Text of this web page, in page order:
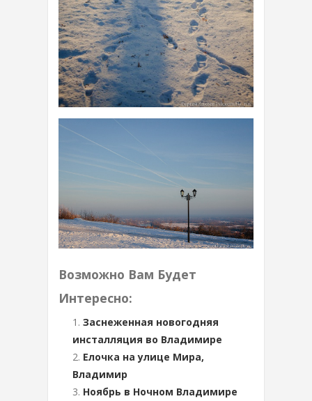
Возможно Вам Будет
Интересно:
Заснеженная новогодняя
инсталляция во Владимире
Елочка на улице Мира,
Владимир
Ноябрь в Ночном Владимире